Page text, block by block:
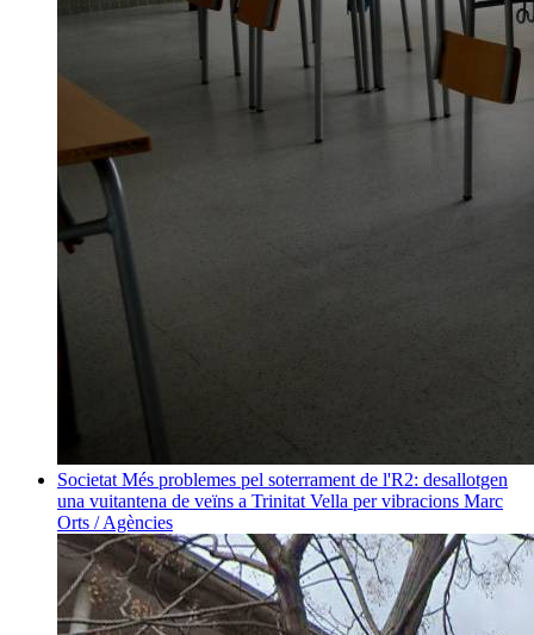
Societat Més problemes pel soterrament de l'R2: desallotgen
una vuitantena de veïns a Trinitat Vella per vibracions Marc
Orts / Agències